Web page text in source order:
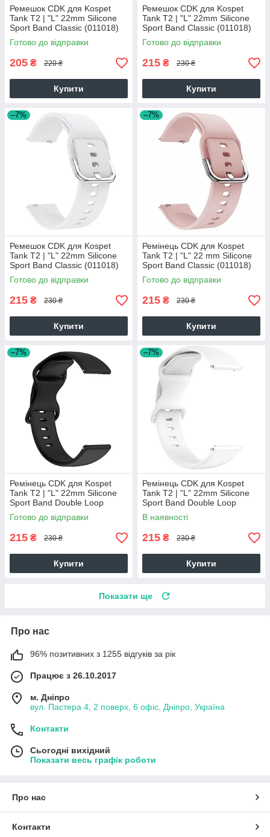
Ремешок CDK для Kospet
Tank T2 | "L" 22mm Silicone
Sport Band Classic (011018)
(ocean blue)
Готово до відправки
205 ₴ 220 ₴
Купити
Ремешок CDK для Kospet
Tank T2 | "L" 22mm Silicone
Sport Band Classic (011018)
(grey)
Готово до відправки
215 ₴ 230 ₴
Купити
–7%
Ремешок CDK для Kospet
Tank T2 | "L" 22mm Silicone
Sport Band Classic (011018)
(white)
Готово до відправки
215 ₴ 230 ₴
Купити
–7%
Ремінець CDK для Kospet
Tank T2 | "L" 22 mm Silicone
Sport Band Classic (011018)
(pink)
Готово до відправки
215 ₴ 230 ₴
Купити
–7%
Ремінець CDK для Kospet
Tank T2 | "L" 22mm Silicone
Sport Band Double Loop
(023334) (black)
Готово до відправки
215 ₴ 230 ₴
Купити
–7%
Ремінець CDK для Kospet
Tank T2 | "L" 22mm Silicone
Sport Band Double Loop
(023334) (white)
В наявності
215 ₴ 230 ₴
Купити
Показати ще
Про нас
96% позитивних з 1255 відгуків за рік
Працює з 26.10.2017
м. Дніпро
вул. Пастера 4, 2 поверх, 6 офіс, Дніпро, Україна
Контакти
Сьогодні вихідний
Показати весь графік роботи
Про нас
Контакти